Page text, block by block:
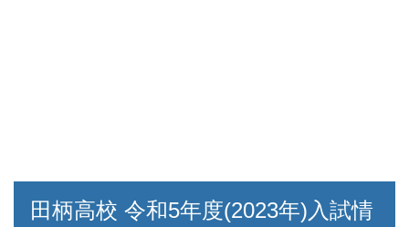
田柄高校 令和5年度(2023年)入試情